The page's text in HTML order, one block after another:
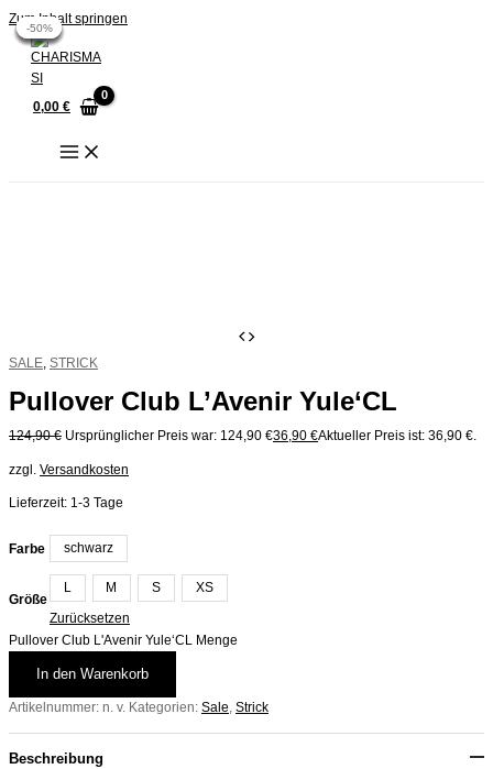
Zum Inhalt springen
0,00 €
-70%
SALE, STRICK
Pullover Club L’Avenir Yule‘CL
124,90€ Ursprünglicher Preis war: 124,90 €36,90 €Aktueller Preis ist: 36,90 €.
zzgl. Versandkosten
Lieferzeit: 1-3 Tage
Farbe schwarz
Größe
L M S XS
Zurücksetzen
Pullover Club L'Avenir Yule‘CL Menge
In den Warenkorb
Artikelnummer: n. v. Kategorien: Sale, Strick
Beschreibung
-71%
-71%
-70%
-70%
-50%
-50%